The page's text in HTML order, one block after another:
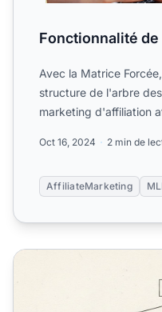
Fonctionnalité
Avec la Matrice
structure de l'arbre
marketing d'affiliation
Oct 16, 2024 2 min de
AffiliateMarketing
Comment une matrice